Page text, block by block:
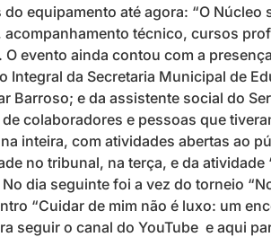
equipamento até agora: “O
técnico, cursos
evento ainda contou com a
da Secretaria Municipal de
Barroso; e da assistente social do
colaboradores e pessoas que
inteira, com atividades abertas ao
no tribunal, na terça, e da atividade
dia seguinte foi a vez do torneio
“Cuidar de mim não é luxo: um
seguir o canal do YouTube e aqui